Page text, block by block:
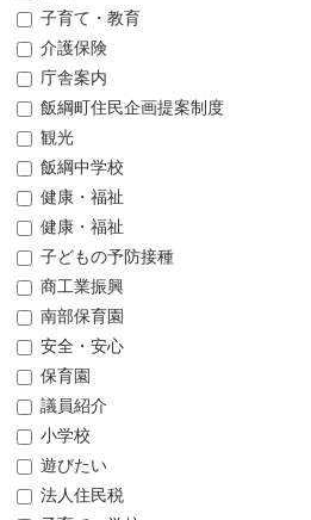
子育て・教育
介護保険
庁舎案内
飯綱町住民企画提案制度
観光
飯綱中学校
健康・福祉
健康・福祉
子どもの予防接種
商工業振興
南部保育園
安全・安心
保育園
議員紹介
小学校
遊びたい
法人住民税